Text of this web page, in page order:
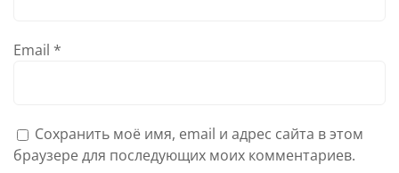
Email *
Сохранить моё имя, email и адрес сайта в этом
браузере для последующих моих комментариев.